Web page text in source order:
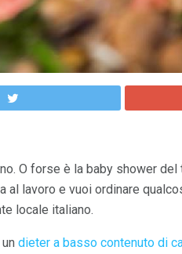
O forse è la baby shower
lavoro e vuoi ordinare
locale italiano.
dieter a basso contenuto di